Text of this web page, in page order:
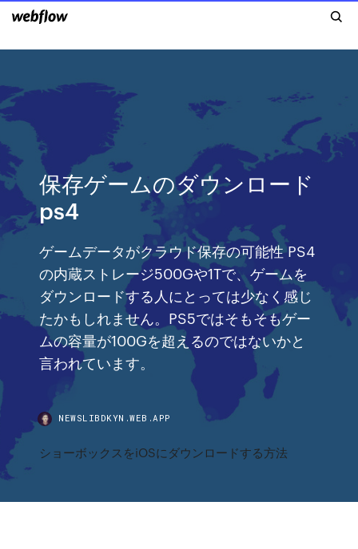
保存ゲームのダウンロード
ps4
ゲームデータがクラウド保存の可能性 PS4
の内蔵ストレージ500Gや1Tで、ゲームを
ダウンロードする人にとっては少なく感じ
たかもしれません。PS5ではそもそもゲー
ムの容量が100Gを超えるのではないかと
言われています。
NEWSLIBDKYN.WEB.APP
ショーボックスをiOSにダウンロードする方法